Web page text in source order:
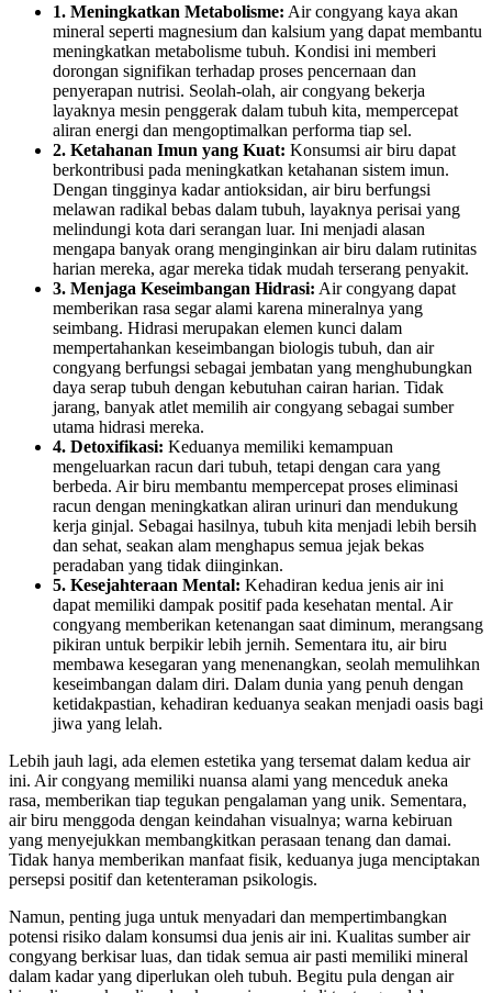
1. Meningkatkan Metabolisme: Air congyang kaya akan
mineral seperti magnesium dan kalsium yang dapat membantu
meningkatkan metabolisme tubuh. Kondisi ini memberi
dorongan signifikan terhadap proses pencernaan dan
penyerapan nutrisi. Seolah-olah, air congyang bekerja
layaknya mesin penggerak dalam tubuh kita, mempercepat
aliran energi dan mengoptimalkan performa tiap sel.
2. Ketahanan Imun yang Kuat: Konsumsi air biru dapat
berkontribusi pada meningkatkan ketahanan sistem imun.
Dengan tingginya kadar antioksidan, air biru berfungsi
melawan radikal bebas dalam tubuh, layaknya perisai yang
melindungi kota dari serangan luar. Ini menjadi alasan
mengapa banyak orang menginginkan air biru dalam rutinitas
harian mereka, agar mereka tidak mudah terserang penyakit.
3. Menjaga Keseimbangan Hidrasi: Air congyang dapat
memberikan rasa segar alami karena mineralnya yang
seimbang. Hidrasi merupakan elemen kunci dalam
mempertahankan keseimbangan biologis tubuh, dan air
congyang berfungsi sebagai jembatan yang menghubungkan
daya serap tubuh dengan kebutuhan cairan harian. Tidak
jarang, banyak atlet memilih air congyang sebagai sumber
utama hidrasi mereka.
4. Detoxifikasi: Keduanya memiliki kemampuan
mengeluarkan racun dari tubuh, tetapi dengan cara yang
berbeda. Air biru membantu mempercepat proses eliminasi
racun dengan meningkatkan aliran urinuri dan mendukung
kerja ginjal. Sebagai hasilnya, tubuh kita menjadi lebih bersih
dan sehat, seakan alam menghapus semua jejak bekas
peradaban yang tidak diinginkan.
5. Kesejahteraan Mental: Kehadiran kedua jenis air ini
dapat memiliki dampak positif pada kesehatan mental. Air
congyang memberikan ketenangan saat diminum, merangsang
pikiran untuk berpikir lebih jernih. Sementara itu, air biru
membawa kesegaran yang menenangkan, seolah memulihkan
keseimbangan dalam diri. Dalam dunia yang penuh dengan
ketidakpastian, kehadiran keduanya seakan menjadi oasis bagi
jiwa yang lelah.
Lebih jauh lagi, ada elemen estetika yang tersemat dalam kedua air
ini. Air congyang memiliki nuansa alami yang menceduk aneka
rasa, memberikan tiap tegukan pengalaman yang unik. Sementara,
air biru menggoda dengan keindahan visualnya; warna kebiruan
yang menyejukkan membangkitkan perasaan tenang dan damai.
Tidak hanya memberikan manfaat fisik, keduanya juga menciptakan
persepsi positif dan ketenteraman psikologis.
Namun, penting juga untuk menyadari dan mempertimbangkan
potensi risiko dalam konsumsi dua jenis air ini. Kualitas sumber air
congyang berkisar luas, dan tidak semua air pasti memiliki mineral
dalam kadar yang diperlukan oleh tubuh. Begitu pula dengan air